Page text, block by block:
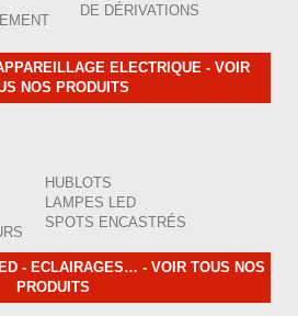
DE DÉRIVATIONS
ELECTRIQUE - VOIR
NOS PRODUITS
HUBLOTS
LAMPES LED
SPOTS ENCASTRÉS
- ECLAIRAGES… - VOIR TOUS NOS
PRODUITS